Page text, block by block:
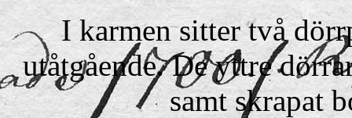
I karmen sitter två
utåtgående. De yttre
samt skrapat